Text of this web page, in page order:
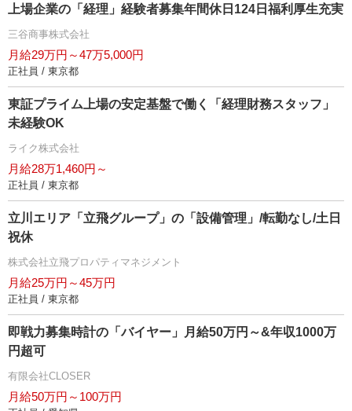
上場企業の「経理」経験者募集年間休日124日福利厚生充実
三谷商事株式会社
月給29万円～47万5,000円
正社員 / 東京都
東証プライム上場の安定基盤で働く「経理財務スタッフ」
未経験OK
ライク株式会社
月給28万1,460円～
正社員 / 東京都
立川エリア「立飛グループ」の「設備管理」/転勤なし/土日
祝休
株式会社立飛プロパティマネジメント
月給25万円～45万円
正社員 / 東京都
即戦力募集時計の「バイヤー」月給50万円～&年収1000万
円超可
有限会社CLOSER
月給50万円～100万円